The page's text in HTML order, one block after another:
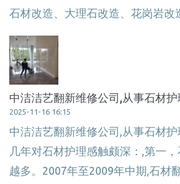
石材改造、大理石改造、花岗岩改
中洁洁艺翻新维修公司,从事石材护
2025-11-16 16:15
中洁洁艺翻新维修公司,从事石材
几年对石材护理感触颇深：,第一
越多。2007年至2009年中期,石材